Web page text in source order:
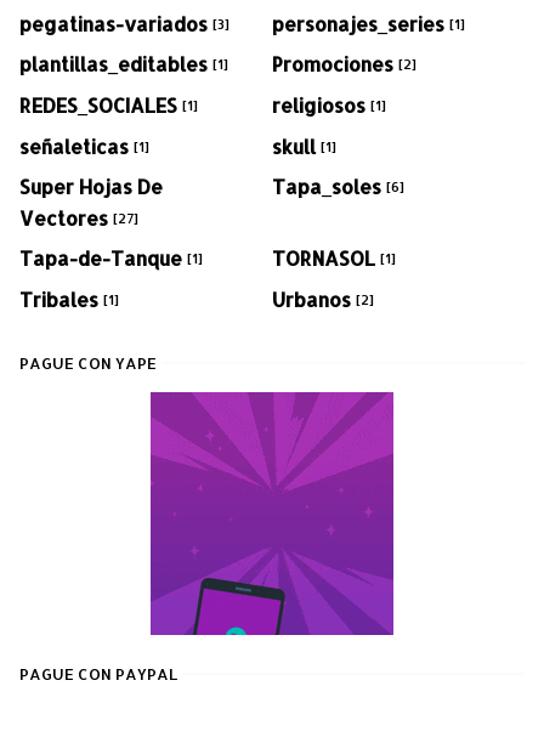
pegatinas-variados [3] personajes_series [1]
plantillas_editables [1] Promociones [2]
REDES_SOCIALES [1] religiosos [1]
señaleticas [1] skull [1]
Super Hojas De
Vectores [27]
Tapa_soles [6]
Tapa-de-Tanque [1] TORNASOL [1]
Tribales [1] Urbanos [2]
PAGUE CON YAPE
PAGUE CON PAYPAL